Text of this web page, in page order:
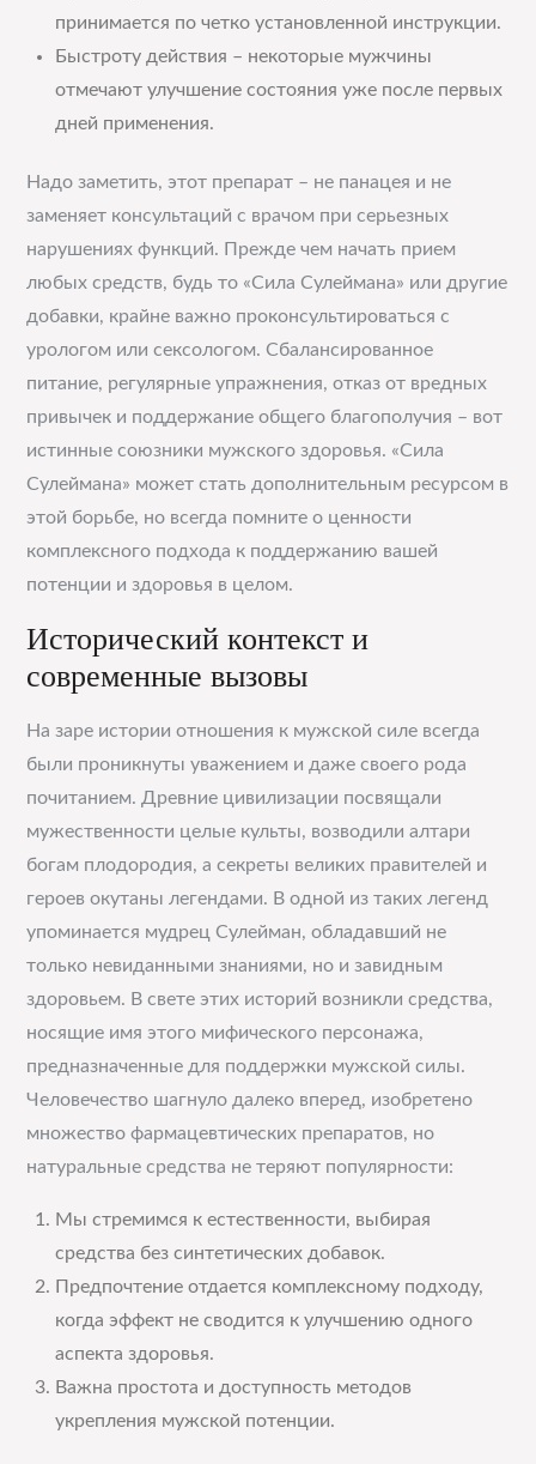
принимается по четко установленной инструкции.
Быстроту действия – некоторые мужчины
отмечают улучшение состояния уже после первых
дней применения.
Надо заметить, этот препарат – не панацея и не
заменяет консультаций с врачом при серьезных
нарушениях функций. Прежде чем начать прием
любых средств, будь то «Сила Сулеймана» или другие
добавки, крайне важно проконсультироваться с
урологом или сексологом. Сбалансированное
питание, регулярные упражнения, отказ от вредных
привычек и поддержание общего благополучия – вот
истинные союзники мужского здоровья. «Сила
Сулеймана» может стать дополнительным ресурсом в
этой борьбе, но всегда помните о ценности
комплексного подхода к поддержанию вашей
потенции и здоровья в целом.
Исторический контекст и
современные вызовы
На заре истории отношения к мужской силе всегда
были проникнуты уважением и даже своего рода
почитанием. Древние цивилизации посвящали
мужественности целые культы, возводили алтари
богам плодородия, а секреты великих правителей и
героев окутаны легендами. В одной из таких легенд
упоминается мудрец Сулейман, обладавший не
только невиданными знаниями, но и завидным
здоровьем. В свете этих историй возникли средства,
носящие имя этого мифического персонажа,
предназначенные для поддержки мужской силы.
Человечество шагнуло далеко вперед, изобретено
множество фармацевтических препаратов, но
натуральные средства не теряют популярности:
Мы стремимся к естественности, выбирая
средства без синтетических добавок.
Предпочтение отдается комплексному подходу,
когда эффект не сводится к улучшению одного
аспекта здоровья.
Важна простота и доступность методов
укрепления мужской потенции.